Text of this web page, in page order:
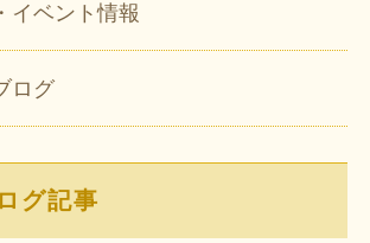
イベント情報
ログ
グ記事